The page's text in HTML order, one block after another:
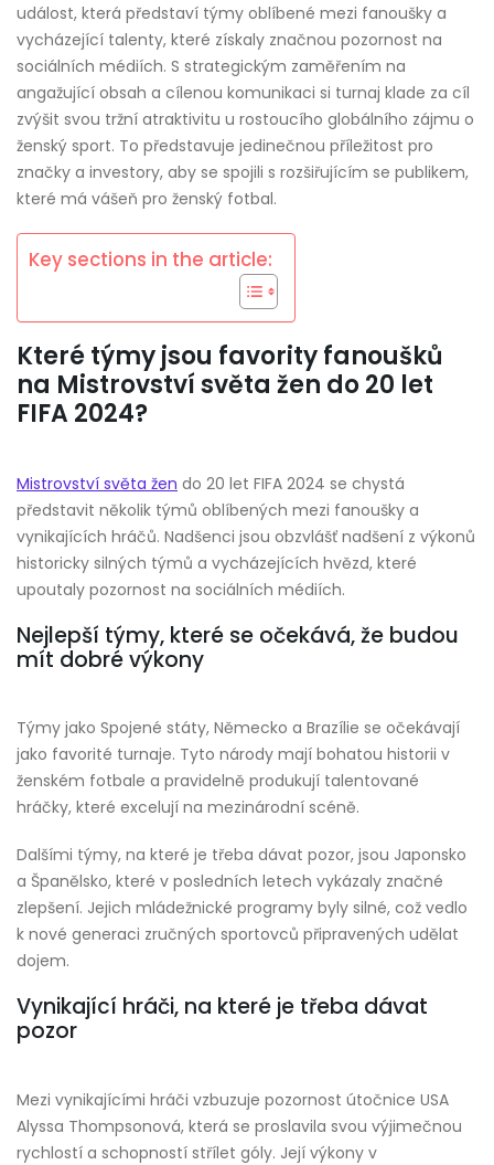
událost, která představí týmy oblíbené mezi fanoušky a
vycházející talenty, které získaly značnou pozornost na
sociálních médiích. S strategickým zaměřením na
angažující obsah a cílenou komunikaci si turnaj klade za cíl
zvýšit svou tržní atraktivitu u rostoucího globálního zájmu o
ženský sport. To představuje jedinečnou příležitost pro
značky a investory, aby se spojili s rozšiřujícím se publikem,
které má vášeň pro ženský fotbal.
Key sections in the article:
Které týmy jsou favority fanoušků
na Mistrovství světa žen do 20 let
FIFA 2024?
Mistrovství světa žen do 20 let FIFA 2024 se chystá
představit několik týmů oblíbených mezi fanoušky a
vynikajících hráčů. Nadšenci jsou obzvlášť nadšení z výkonů
historicky silných týmů a vycházejících hvězd, které
upoutaly pozornost na sociálních médiích.
Nejlepší týmy, které se očekává, že budou
mít dobré výkony
Týmy jako Spojené státy, Německo a Brazílie se očekávají
jako favorité turnaje. Tyto národy mají bohatou historii v
ženském fotbale a pravidelně produkují talentované
hráčky, které excelují na mezinárodní scéně.
Dalšími týmy, na které je třeba dávat pozor, jsou Japonsko
a Španělsko, které v posledních letech vykázaly značné
zlepšení. Jejich mládežnické programy byly silné, což vedlo
k nové generaci zručných sportovců připravených udělat
dojem.
Vynikající hráči, na které je třeba dávat
pozor
Mezi vynikajícími hráči vzbuzuje pozornost útočnice USA
Alyssa Thompsonová, která se proslavila svou výjimečnou
rychlostí a schopností střílet góly. Její výkony v